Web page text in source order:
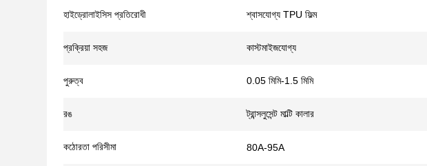
হাইড্রোলাইসিস প্রতিরোধী শ্বাসযোগ্য TPU ফিল্ম
প্রক্রিয়া সহজ কাস্টমাইজযোগ্য
পুরুত্ব 0.05 মিমি-1.5 মিমি
রঙ ট্রান্সলুসেন্ট মাল্টি কালার
কঠোরতা পরিসীমা 80A-95A